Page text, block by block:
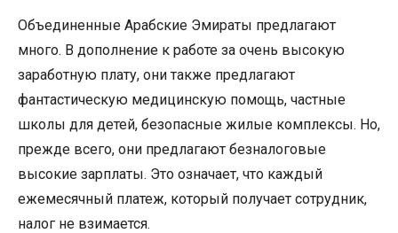
Объединенные Арабские Эмираты предлагают
много. В дополнение к работе за очень высокую
заработную плату, они также предлагают
фантастическую медицинскую помощь, частные
школы для детей, безопасные жилые комплексы. Но,
прежде всего, они предлагают безналоговые
высокие зарплаты. Это означает, что каждый
ежемесячный платеж, который получает сотрудник,
налог не взимается.